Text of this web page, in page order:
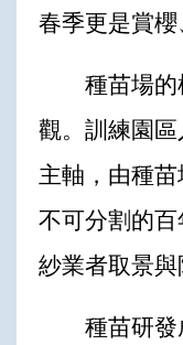
春季更是賞
種苗場的植
觀。訓練園
主軸，由種
不可分割的
紗業者取景
種苗研發成